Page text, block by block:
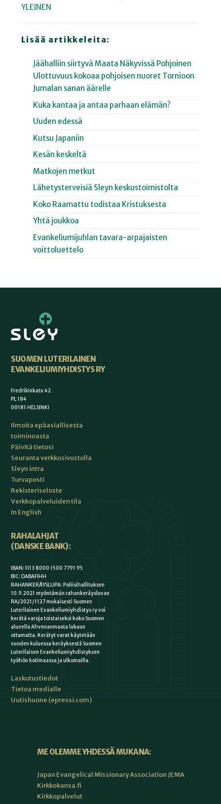
YLEINEN
Lisää artikkeleita:
Jäähalliin siirtyvä Maata Näkyvissä Pohjoinen
Ulottuvuus kokoaa pohjoisen nuoret Tornioon
Jumalan sanan äärelle
Kuka kantaa ja antaa parhaan elämän?
Uuden edessä
Kutsu Japaniin
Kesän keskeltä
Matkojen metkut
Lähetysterveisiä Sleyn keskustoimistolta
Koko Raamattu todistaa Kristuksesta
Yhtä joukkoa
Evankeliumijuhlan tavara-arpajaisten
voittoluettelo
SUOMEN LUTERILAINEN
EVANKELIUMIYHDISTYS RY
Fredrikinkatu 42
PL 184
00181 HELSINKI
Ilmoita epäasiallisesta
toiminnasta
Päivitä tietosi
Seuranta verkkosivustolla
Sleyn intra
Turvaposti
Rekisteriseloste
Verkkopalveluiden tila
In English
RAHALAHJAT
(DANSKE BANK):
IBAN: FI13 8000 1500 7791 95
BIC: DABAFIHH
RAHANKERÄYSLUPA: Poliisihallituksen
10.9.2021 myöntämän rahankeräysluvan
RA/2021/1127 mukaisesti Suomen
Luterilainen Evankeliumiyhdistys ry voi
kerätä varoja toistaiseksi koko Suomen
alueella Ahvenanmaata lukuun
ottamatta. Kerätyt varat käytetään
vuoden kuluessa keräyksestä Suomen
Luterilaisen Evankeliumiyhdistyksen
työhön kotimaassa ja ulkomailla.
Laskutustiedot
Tietoa medialle
Uutishuone (epressi.com)
ME OLEMME YHDESSÄ MUKANA:
Japan Evangelical Missionary Association JEMA
Kirkkokansa.fi
Kirkkopalvelut